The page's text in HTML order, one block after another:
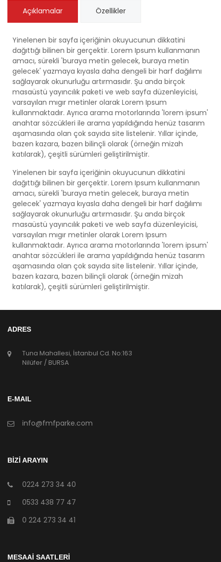
Açıklamalar Özellikler
Yinelenen bir sayfa içeriğinin okuyucunun dikkatini
dağıttığı bilinen bir gerçektir. Lorem Ipsum kullanmanın
amacı, sürekli 'buraya metin gelecek, buraya metin
gelecek' yazmaya kıyasla daha dengeli bir harf dağılımı
sağlayarak okunurluğu artırmasıdır. Şu anda birçok
masaüstü yayıncılık paketi ve web sayfa düzenleyicisi,
varsayılan mıgır metinler olarak Lorem Ipsum
kullanmaktadır. Ayrıca arama motorlarında 'lorem ipsum'
anahtar sözcükleri ile arama yapıldığında henüz tasarım
aşamasında olan çok sayıda site listelenir. Yıllar içinde,
bazen kazara, bazen bilinçli olarak (örneğin mizah
katılarak), çeşitli sürümleri geliştirilmiştir.
Yinelenen bir sayfa içeriğinin okuyucunun dikkatini
dağıttığı bilinen bir gerçektir. Lorem Ipsum kullanmanın
amacı, sürekli 'buraya metin gelecek, buraya metin
gelecek' yazmaya kıyasla daha dengeli bir harf dağılımı
sağlayarak okunurluğu artırmasıdır. Şu anda birçok
masaüstü yayıncılık paketi ve web sayfa düzenleyicisi,
varsayılan mıgır metinler olarak Lorem Ipsum
kullanmaktadır. Ayrıca arama motorlarında 'lorem ipsum'
anahtar sözcükleri ile arama yapıldığında henüz tasarım
aşamasında olan çok sayıda site listelenir. Yıllar içinde,
bazen kazara, bazen bilinçli olarak (örneğin mizah
katılarak), çeşitli sürümleri geliştirilmiştir.
ADRES
Tuna Mahallesi, İstanbul Cd. No:163
Nilüfer / BURSA
E-MAIL
info@fmfparke.com
BİZİ ARAYIN
0224 273 34 40
0533 438 77 47
0 224 273 34 41
MESAAİ SAATLERİ